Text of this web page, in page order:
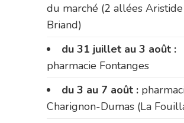
du marché (2 allées Aristide
Briand)
du 31 juillet au 3 août :
pharmacie Fontanges
du 3 au 7 août :
Charignon-Dumas (La